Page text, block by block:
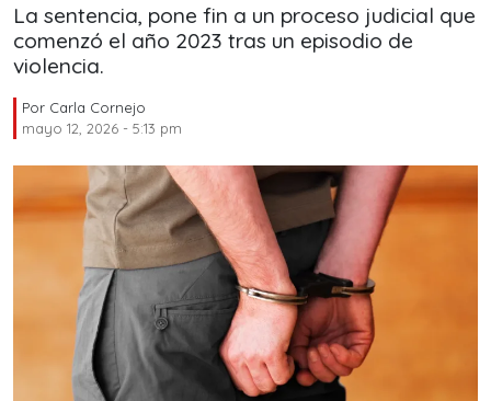
La sentencia, pone fin a un proceso judicial que
comenzó el año 2023 tras un episodio de
violencia.
Por Carla Cornejo
mayo 12, 2026 - 5:13 pm